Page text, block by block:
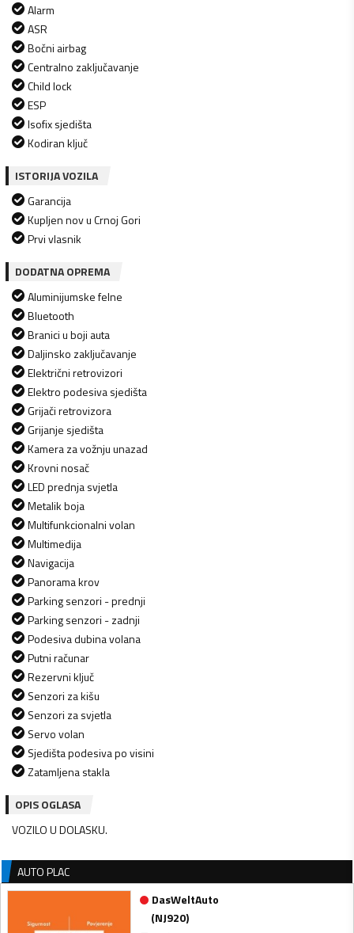
Alarm
ASR
Bočni airbag
Centralno zaključavanje
Child lock
ESP
Isofix sjedišta
Kodiran ključ
ISTORIJA VOZILA
Garancija
Kupljen nov u Crnoj Gori
Prvi vlasnik
DODATNA OPREMA
Aluminijumske felne
Bluetooth
Branici u boji auta
Daljinsko zaključavanje
Električni retrovizori
Elektro podesiva sjedišta
Grijači retrovizora
Grijanje sjedišta
Kamera za vožnju unazad
Krovni nosač
LED prednja svjetla
Metalik boja
Multifunkcionalni volan
Multimedija
Navigacija
Panorama krov
Parking senzori - prednji
Parking senzori - zadnji
Podesiva dubina volana
Putni računar
Rezervni ključ
Senzori za kišu
Senzori za svjetla
Servo volan
Sjedišta podesiva po visini
Zatamljena stakla
OPIS OGLASA
VOZILO U DOLASKU.
AUTO PLAC
DasWeltAuto
(NJ920)